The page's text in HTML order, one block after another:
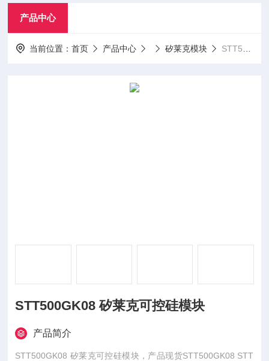
产品中心
当前位置：首页 产品中心 矽莱克模块 STT500GK18 STT800GK08STT500GK08 矽莱克可控硅模块
STT500GK08 矽莱克可控硅模块
产品简介
STT500GK08 矽莱克可控硅模块，产品现货STT500GK08 STT